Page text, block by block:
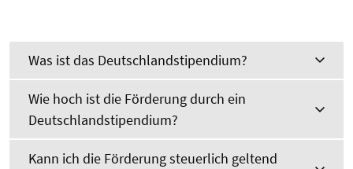
Was ist das Deutschlandstipendium?
Wie hoch ist die Förderung durch ein
Deutschlandstipendium?
Kann ich die Förderung steuerlich geltend